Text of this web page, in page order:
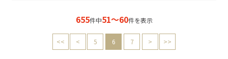
655件中51～60件を表示
<< < 5 6 7 > >>